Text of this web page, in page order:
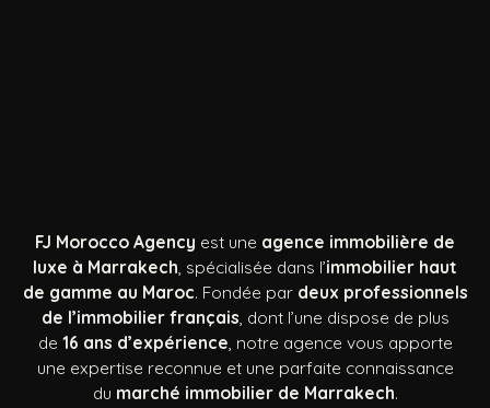
FJ Morocco Agency est une agence immobilière de
luxe à Marrakech, spécialisée dans l’immobilier haut
de gamme au Maroc. Fondée par deux professionnels
de l’immobilier français, dont l’une dispose de plus
de 16 ans d’expérience, notre agence vous apporte
une expertise reconnue et une parfaite connaissance
du marché immobilier de Marrakech.